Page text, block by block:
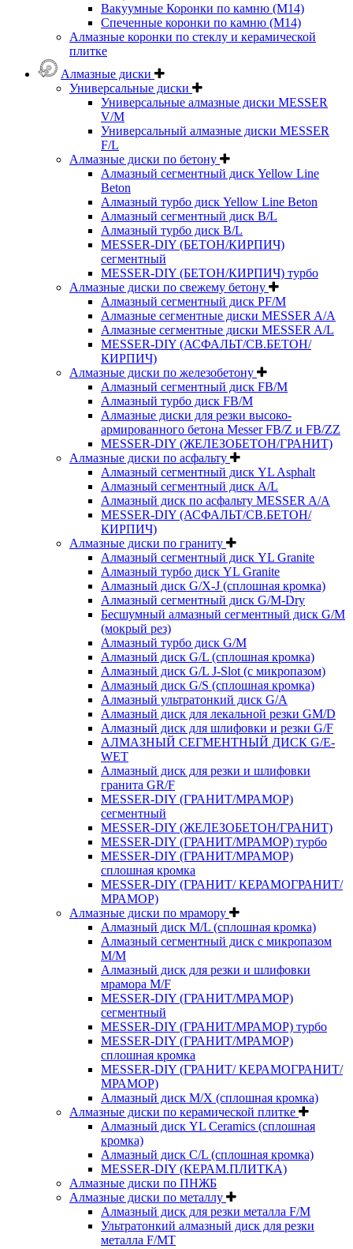
Вакуумные Коронки по камню (M14)
Спеченные коронки по камню (M14)
Алмазные коронки по стеклу и керамической
плитке
Алмазные диски
Универсальные диски
Универсальные алмазные диски MESSER
V/M
Универсальный алмазные диски MESSER
F/L
Алмазные диски по бетону
Алмазный сегментный диск Yellow Line
Beton
Алмазный турбо диск Yellow Line Beton
Алмазный сегментный диск B/L
Алмазный турбо диск B/L
MESSER-DIY (БЕТОН/КИРПИЧ)
сегментный
MESSER-DIY (БЕТОН/КИРПИЧ) турбо
Алмазные диски по свежему бетону
Алмазный сегментный диск PF/M
Алмазные сегментные диски MESSER A/A
Алмазные сегментные диски MESSER A/L
MESSER-DIY (АСФАЛЬТ/СВ.БЕТОН/
КИРПИЧ)
Алмазные диски по железобетону
Алмазный сегментный диск FB/M
Алмазный турбо диск FB/M
Алмазные диски для резки высоко-
армированного бетона Messer FB/Z и FB/ZZ
MESSER-DIY (ЖЕЛЕЗОБЕТОН/ГРАНИТ)
Алмазные диски по асфальту
Алмазный сегментный диск YL Asphalt
Алмазный сегментный диск A/L
Алмазный диск по асфальту MESSER A/A
MESSER-DIY (АСФАЛЬТ/СВ.БЕТОН/
КИРПИЧ)
Алмазные диски по граниту
Алмазный сегментный диск YL Granite
Алмазный турбо диск YL Granite
Алмазный диск G/X-J (сплошная кромка)
Алмазный сегментный диск G/M-Dry
Бесшумный алмазный сегментный диск G/M
(мокрый рез)
Алмазный турбо диск G/M
Алмазный диск G/L (сплошная кромка)
Алмазный диск G/L J-Slot (с микропазом)
Алмазный диск G/S (сплошная кромка)
Алмазный ультратонкий диск G/A
Алмазный диск для лекальной резки GM/D
Алмазный диск для шлифовки и резки G/F
АЛМАЗНЫЙ СЕГМЕНТНЫЙ ДИСК G/E-
WET
Алмазный диск для резки и шлифовки
гранита GR/F
MESSER-DIY (ГРАНИТ/МРАМОР)
сегментный
MESSER-DIY (ЖЕЛЕЗОБЕТОН/ГРАНИТ)
MESSER-DIY (ГРАНИТ/МРАМОР) турбо
MESSER-DIY (ГРАНИТ/МРАМОР)
сплошная кромка
MESSER-DIY (ГРАНИТ/ КЕРАМОГРАНИТ/
МРАМОР)
Алмазные диски по мрамору
Алмазный диск M/L (сплошная кромка)
Алмазный сегментный диск с микропазом
M/M
Алмазный диск для резки и шлифовки
мрамора M/F
MESSER-DIY (ГРАНИТ/МРАМОР)
сегментный
MESSER-DIY (ГРАНИТ/МРАМОР) турбо
MESSER-DIY (ГРАНИТ/МРАМОР)
сплошная кромка
MESSER-DIY (ГРАНИТ/ КЕРАМОГРАНИТ/
МРАМОР)
Алмазный диск M/X (сплошная кромка)
Алмазные диски по керамической плитке
Алмазный диск YL Ceramics (сплошная
кромка)
Алмазный диск C/L (сплошная кромка)
MESSER-DIY (КЕРАМ.ПЛИТКА)
Алмазные диски по ПНЖБ
Алмазные диски по металлу
Алмазный диск для резки металла F/M
Ультратонкий алмазный диск для резки
металла F/MT